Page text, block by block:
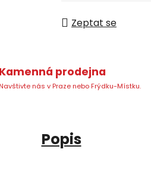
Zeptat se
Kamenná prodejna
nás v Praze nebo Frýdku-Místku.
Popis